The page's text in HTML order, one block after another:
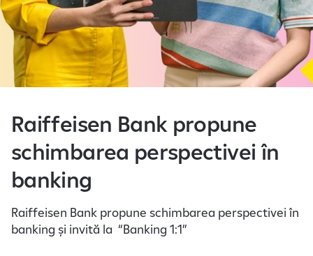
Raiffeisen Bank propune
schimbarea perspectivei în
banking
Raiffeisen Bank propune schimbarea perspectivei în
banking și invită la “Banking 1:1”